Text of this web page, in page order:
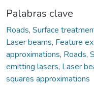
Palabras clave
Roads, Surface
Laser beams, Feature
approximations, Roads,
emitting lasers, Laser
squares approximations